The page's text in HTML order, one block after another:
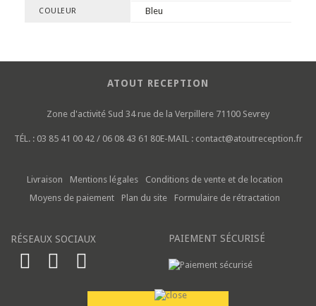
COULEUR Bleu
ATOUT RECEPTION
Zone d'activité Sud 34 rue de la Verpillere 71100 Sevrey
TÉL. : 03 85 41 00 42 / 06 08 43 61 80E-MAIL : contact@atoutreception.fr
Livraison Mentions légales
Conditions de vente et de location
Moyens de paiement
Plan du site Formulaire de rétractation
RÉSEAUX SOCIAUX PAIEMENT SÉCURISÉ